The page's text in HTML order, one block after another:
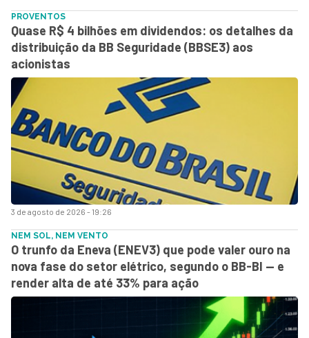
3 de agosto de 2026 - 19:26
PROVENTOS
Quase R$ 4 bilhões em dividendos: os detalhes da
distribuição da BB Seguridade (BBSE3) aos
acionistas
NEM SOL, NEM VENTO
O trunfo da Eneva (ENEV3) que pode valer ouro na
nova fase do setor elétrico, segundo o BB-BI — e
render alta de até 33% para ação